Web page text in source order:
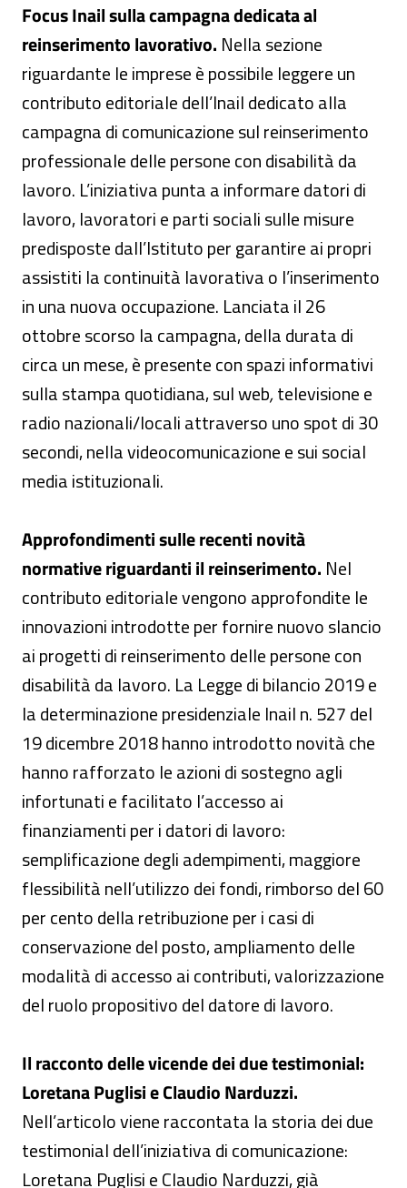
Focus Inail sulla campagna dedicata al
reinserimento lavorativo. Nella sezione
riguardante le imprese è possibile leggere un
contributo editoriale dell’Inail dedicato alla
campagna di comunicazione sul reinserimento
professionale delle persone con disabilità da
lavoro. L’iniziativa punta a informare datori di
lavoro, lavoratori e parti sociali sulle misure
predisposte dall’Istituto per garantire ai propri
assistiti la continuità lavorativa o l’inserimento
in una nuova occupazione. Lanciata il 26
ottobre scorso la campagna, della durata di
circa un mese, è presente con spazi informativi
sulla stampa quotidiana, sul web,televisione e
radio nazionali/locali attraverso uno spot di 30
secondi, nella videocomunicazione e sui social
media istituzionali.
Approfondimenti sulle recenti novità
normative riguardanti il reinserimento. Nel
contributo editoriale vengono approfondite le
innovazioni introdotte per fornire nuovo slancio
ai progetti di reinserimento delle persone con
disabilità da lavoro. La Legge di bilancio 2019 e
la determinazione presidenziale Inail n. 527 del
19 dicembre 2018 hanno introdotto novità che
hanno rafforzato le azioni di sostegno agli
infortunati e facilitato l’accesso ai
finanziamenti per i datori di lavoro:
semplificazione degli adempimenti, maggiore
flessibilità nell’utilizzo dei fondi, rimborso del 60
per cento della retribuzione per i casi di
conservazione del posto, ampliamento delle
modalità di accesso ai contributi, valorizzazione
del ruolo propositivo del datore di lavoro.
Il racconto delle vicende dei due testimonial:
Loretana Puglisi e Claudio Narduzzi.
Nell’articolo viene raccontata la storia dei due
testimonial dell’iniziativa di comunicazione:
Loretana Puglisi e Claudio Narduzzi, già